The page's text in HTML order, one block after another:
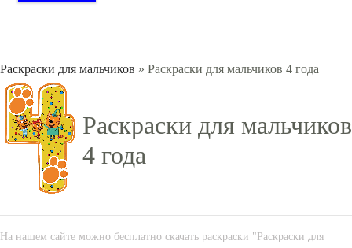
Раскраски для мальчиков » Раскраски для мальчиков 4 года
Раскраски для мальчиков
4 года
На нашем сайте можно бесплатно скачать раскраски "Раскраски для